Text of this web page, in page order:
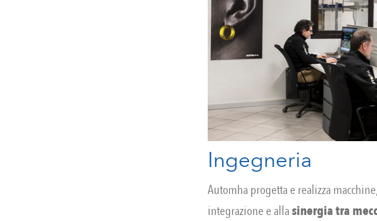
Ingegneria
Automha progetta e realizza
integrazione e allasinergia tra